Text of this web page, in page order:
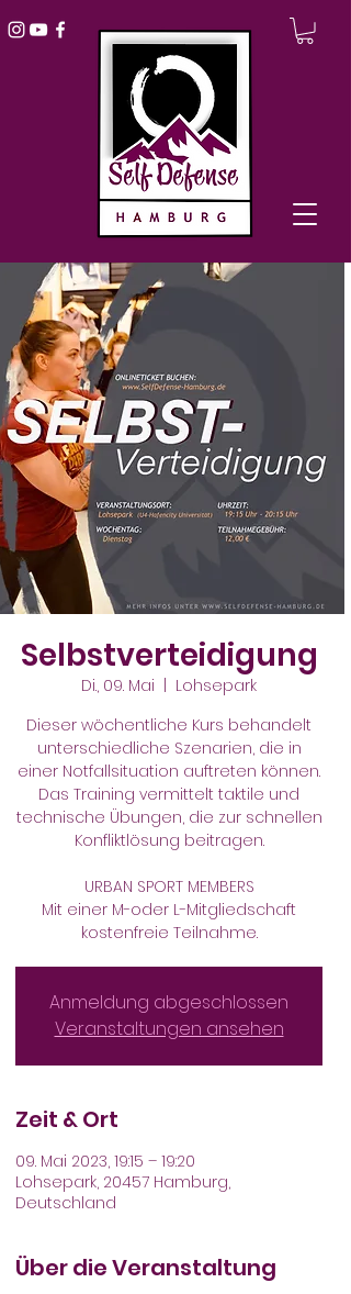
Selbstverteidigung
Di., 09. Mai
Lohsepark
Dieser wöchentliche Kurs behandelt
unterschiedliche Szenarien, die in
einer Notfallsituation auftreten können.
Das Training vermittelt taktile und
technische Übungen, die zur schnellen
Konfliktlösung beitragen.
URBAN SPORT MEMBERS
Mit einer M-oder L-Mitgliedschaft
kostenfreie Teilnahme.
Anmeldung abgeschlossen
Veranstaltungen ansehen
Zeit & Ort
09. Mai 2023, 19:15 – 19:20
Lohsepark, 20457 Hamburg,
Deutschland
Über die Veranstaltung